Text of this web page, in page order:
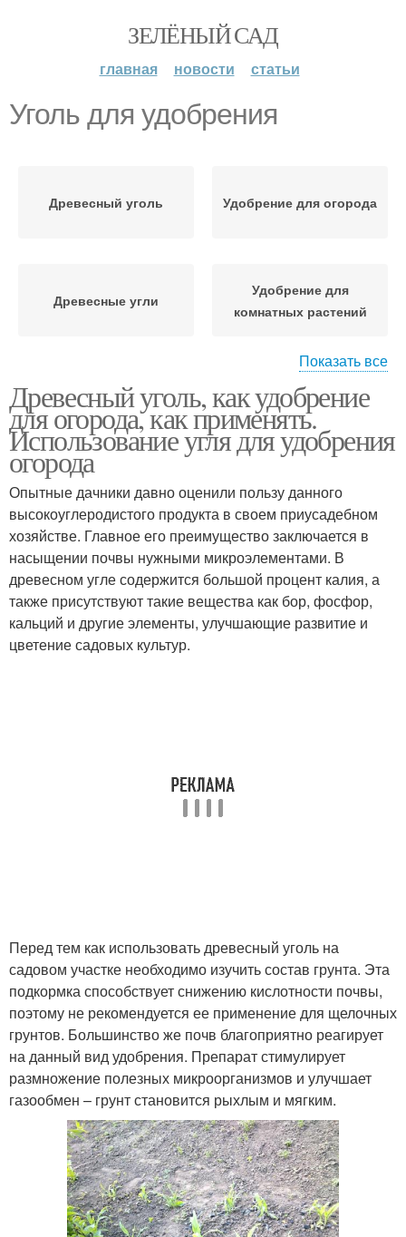
ЗЕЛЁНЫЙ САД
главная новости статьи
Уголь для удобрения
Древесный уголь Удобрение для огорода
Древесные угли
Удобрение для
комнатных растений
Удобрение для цветов Зола от угля
Уголь для комнатных
растений
Показать все
Древесный уголь, как удобрение
для огорода, как применять.
Использование угля для удобрения
огорода
Опытные дачники давно оценили пользу данного
высокоуглеродистого продукта в своем приусадебном
хозяйстве. Главное его преимущество заключается в
насыщении почвы нужными микроэлементами. В
древесном угле содержится большой процент калия, а
также присутствуют такие вещества как бор, фосфор,
кальций и другие элементы, улучшающие развитие и
цветение садовых культур.
Перед тем как использовать древесный уголь на
садовом участке необходимо изучить состав грунта. Эта
подкормка способствует снижению кислотности почвы,
поэтому не рекомендуется ее применение для щелочных
грунтов. Большинство же почв благоприятно реагирует
на данный вид удобрения. Препарат стимулирует
размножение полезных микроорганизмов и улучшает
газообмен – грунт становится рыхлым и мягким.